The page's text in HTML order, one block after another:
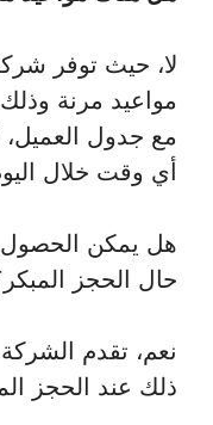
لا، حيث توفر
مواعيد مرنة
مع جدول
أي وقت خلال
هل يمكن
حال الحجز
نعم، تقدم
ذلك عند الحجز